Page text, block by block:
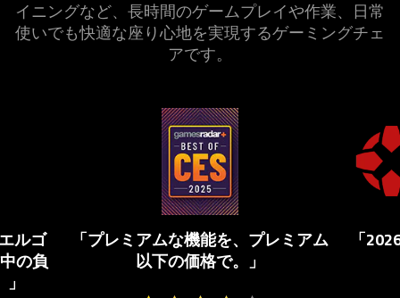
イニングなど、長時間のゲームプレイや作業、日常
使いでも快適な座り心地を実現するゲーミングチェ
アです。
and
Previous
buttons
ルゴ
の負
「プレミアムな機能を、プレミアム
以下の価格で。」
「